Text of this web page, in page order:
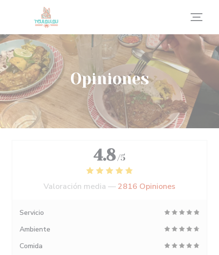
Personalización de sus opciones de cookies
Opiniones
4.8 /5
Valoración media —2816 Opiniones
Servicio
Ambiente
Comida